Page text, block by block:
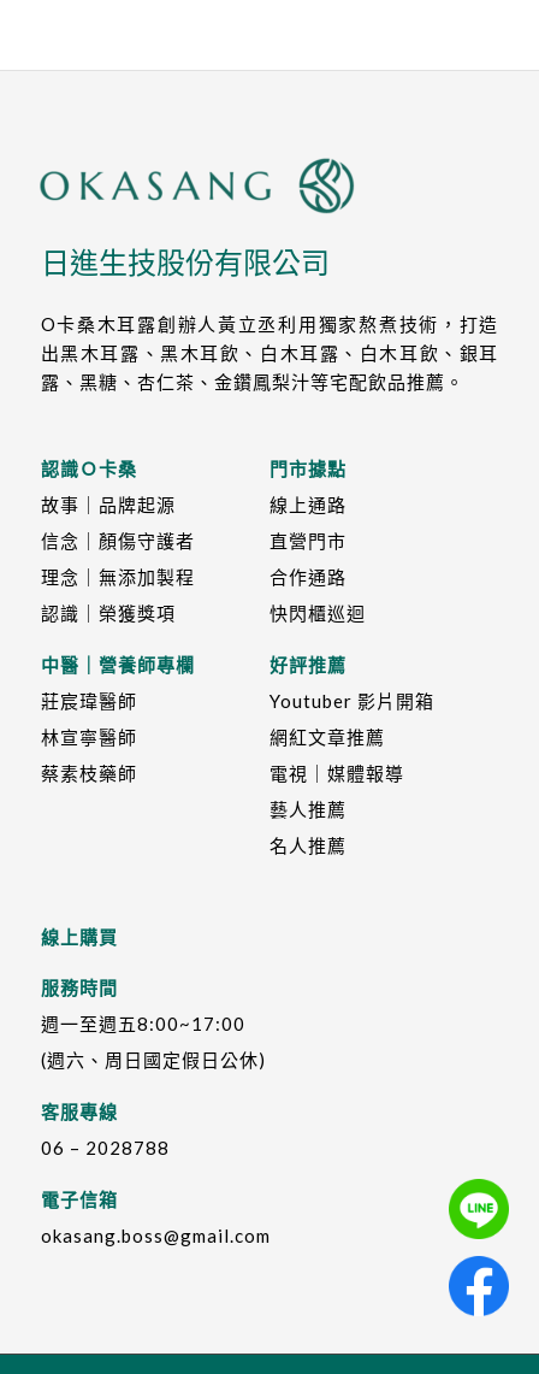
日進生技股份有限公司
O卡桑木耳露創辦人黃立丞利用獨家熬煮技術，打造
出黑木耳露、黑木耳飲、白木耳露、白木耳飲、銀耳
露、黑糖、杏仁茶、金鑽鳳梨汁等宅配飲品推薦。
認識Ｏ卡桑
故事｜品牌起源
信念｜顏傷守護者
理念｜無添加製程
認識｜榮獲獎項
中醫｜營養師專欄
莊宸瑋醫師
林宣寧醫師
蔡素枝藥師
門市據點
線上通路
直營門市
合作通路
快閃櫃巡迴
好評推薦
Youtuber 影片開箱
網紅文章推薦
電視｜媒體報導
藝人推薦
名人推薦
線上購買
服務時間
週一至週五8:00~17:00
(週六、周日國定假日公休)
客服專線
06 – 2028788
電子信箱
okasang.boss@gmail.com